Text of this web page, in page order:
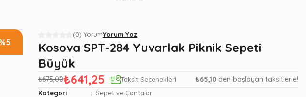
%5
(0) YorumYorum Yaz
Kosova SPT-284 Yuvarlak Piknik Sepeti
Büyük
₺675,00₺641,25 Taksit Seçenekleri ₺65,10 den başlayan taksitlerle!
Kategori
Sepet ve Çantalar